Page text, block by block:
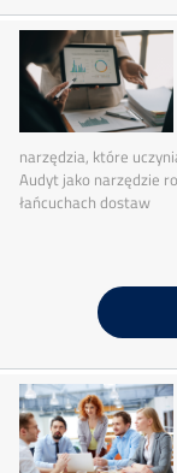
narzędzia, które
Audyt jako narzędzie
łańcuchach dostaw